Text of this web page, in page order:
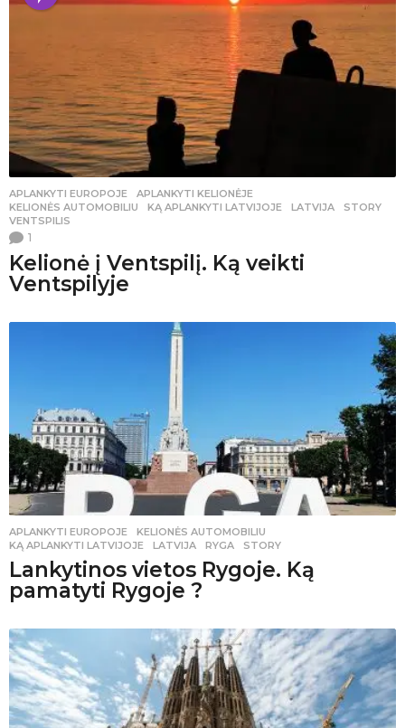
APLANKYTI EUROPOJE ,APLANKYTI KELIONĖJE
KELIONĖS AUTOMOBILIU
KĄ APLANKYTI LATVIJOJE ,LATVIJA ,STORY
VENTSPILIS
1
Kelionė į Ventspilį. Ką veikti
Ventspilyje
APLANKYTI EUROPOJE ,KELIONĖS AUTOMOBILIU
KĄ APLANKYTI LATVIJOJE
,LATVIJA ,RYGA ,STORY
Lankytinos vietos Rygoje. Ką
pamatyti Rygoje ?